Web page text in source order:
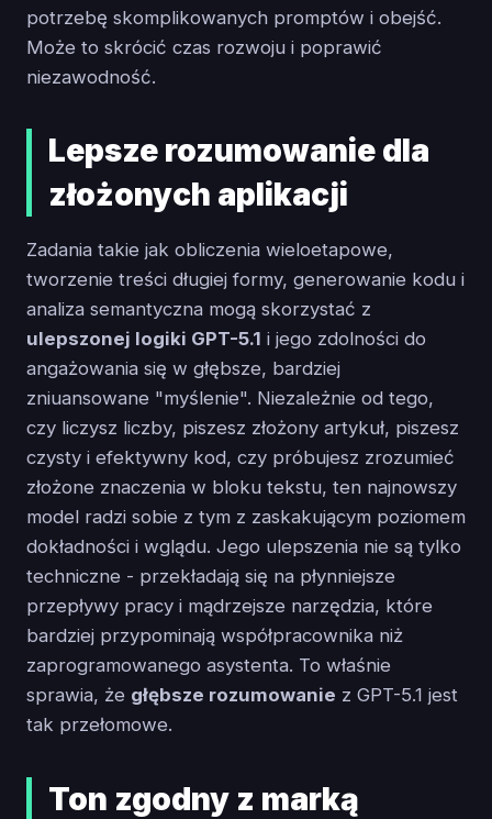
potrzebę skomplikowanych promptów i obejść.
Może to skrócić czas rozwoju i poprawić
niezawodność.
Lepsze rozumowanie dla
złożonych aplikacji
Zadania takie jak obliczenia wieloetapowe,
tworzenie treści długiej formy, generowanie kodu i
analiza semantyczna mogą skorzystać z
ulepszonej logiki GPT-5.1 i jego zdolności do
angażowania się w głębsze, bardziej
zniuansowane "myślenie". Niezależnie od tego,
czy liczysz liczby, piszesz złożony artykuł, piszesz
czysty i efektywny kod, czy próbujesz zrozumieć
złożone znaczenia w bloku tekstu, ten najnowszy
model radzi sobie z tym z zaskakującym poziomem
dokładności i wglądu. Jego ulepszenia nie są tylko
techniczne - przekładają się na płynniejsze
przepływy pracy i mądrzejsze narzędzia, które
bardziej przypominają współpracownika niż
zaprogramowanego asystenta. To właśnie
sprawia, że głębsze rozumowanie z GPT-5.1 jest
tak przełomowe.
Ton zgodny z marką